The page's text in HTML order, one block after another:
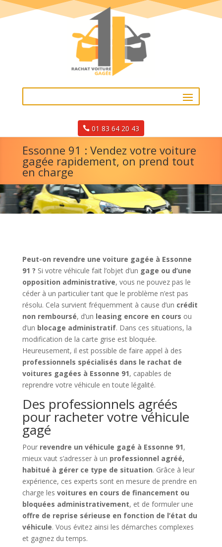
01 83 64 20 43
Essonne 91 : Vendez votre voiture
gagée rapidement, on prend tout
en charge
Peut-on revendre une voiture gagée à Essonne
91 ? Si votre véhicule fait l’objet d’un gage ou d’une
opposition administrative, vous ne pouvez pas le
céder à un particulier tant que le problème n’est pas
résolu. Cela survient fréquemment à cause d’un crédit
non remboursé, d’un leasing encore en cours ou
d’un blocage administratif. Dans ces situations, la
modification de la carte grise est bloquée.
Heureusement, il est possible de faire appel à des
professionnels spécialisés dans le rachat de
voitures gagées à Essonne 91, capables de
reprendre votre véhicule en toute légalité.
Des professionnels agréés
pour racheter votre véhicule
gagé
Pour revendre un véhicule gagé à Essonne 91,
mieux vaut s’adresser à un professionnel agréé,
habitué à gérer ce type de situation. Grâce à leur
expérience, ces experts sont en mesure de prendre en
charge les voitures en cours de financement ou
bloquées administrativement, et de formuler une
offre de reprise sérieuse en fonction de l’état du
véhicule. Vous évitez ainsi les démarches complexes
et gagnez du temps.